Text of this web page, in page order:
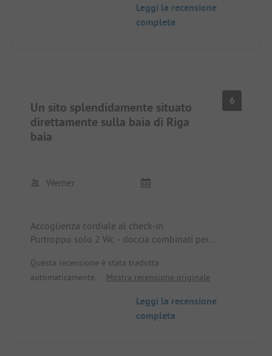
Leggi la recensione
completa
Un sito splendidamente situato
direttamente sulla baia di Riga
baia
6
Werner
Accoglienza cordiale al check-in.
Purtroppo solo 2 Wc - doccia combinati per
occupazione per me troppo poco.Pertanto solo 3
stelle.
Questa recensione è stata tradotta
automaticamente.
Mostra recensione originale
Leggi la recensione
completa